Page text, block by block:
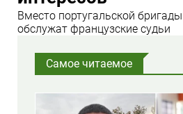
Вместо португальской
обслужат французские судьи
Самое читаемое